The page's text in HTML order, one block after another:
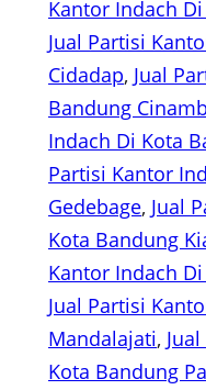
Kantor Indach
Jual Partisi
Cidadap, Jual
Bandung
Indach Di Kota
Partisi Kantor
Gedebage, Jual
Kota Bandung
Kantor Indach
Jual Partisi
Mandalajati,
Kota Bandung